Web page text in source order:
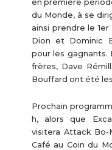
en première
du Monde, à se
ainsi prendre le 1er
Dion et Dominic
pour les gagnants.
frères, Dave
Bouffard ont été
Prochain
h, alors que
visitera Attack
Café au Coin du